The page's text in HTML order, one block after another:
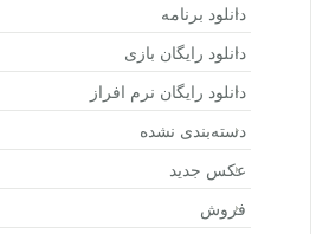
دانلود برنامه
دانلود رایگان بازی
دانلود رایگان نرم افراز
دسته‌بندی نشده
عکس جدید
فروش